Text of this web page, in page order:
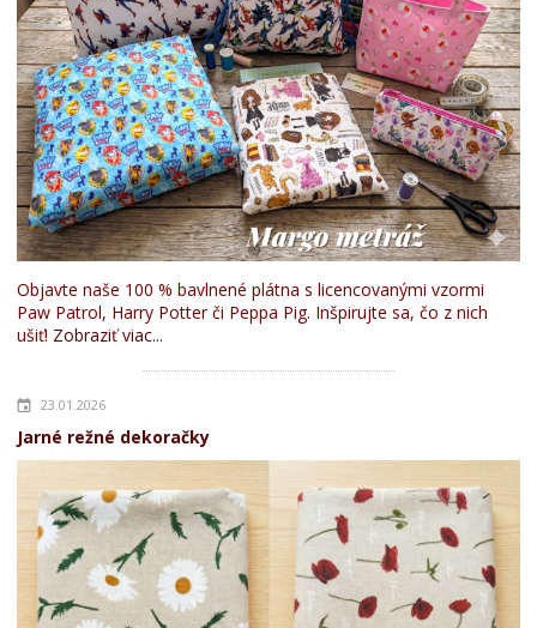
Objavte naše 100 % bavlnené plátna s licencovanými vzormi
Paw Patrol, Harry Potter či Peppa Pig. Inšpirujte sa, čo z nich
ušiť! Zobraziť viac...
23.01.2026
Jarné režné dekoračky